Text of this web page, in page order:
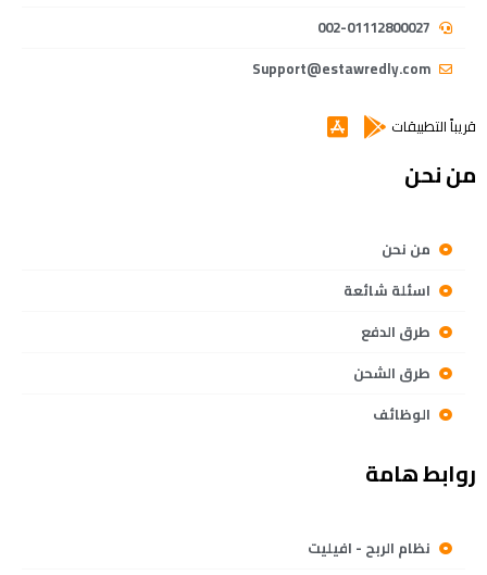
002-01112800027
Support@estawredly.com
قريباً التطبيقات
من نحن
من نحن
اسئلة شائعة
طرق الدفع
طرق الشحن
الوظائف
روابط هامة
نظام الربح - افيليت